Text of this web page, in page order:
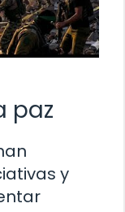
paz
y